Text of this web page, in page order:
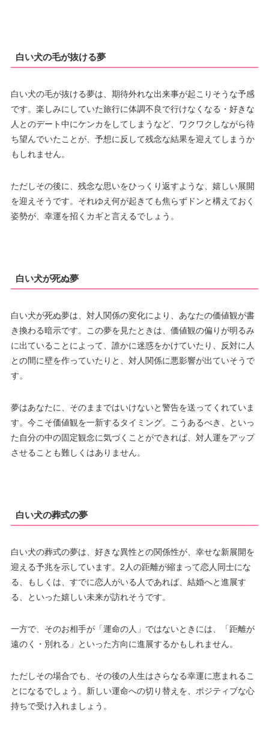
白い犬の毛が抜ける夢
白い犬の毛が抜ける夢は、期待外れな出来事が起こりそうな予感
です。楽しみにしていた旅行に体調不良で行けなくなる・好きな
人とのデート中にケンカをしてしまうなど、ワクワクしながら待
ち望んでいたことが、予想に反して残念な結果を迎えてしまうか
もしれません。
ただしその後に、残念な思いをひっくり返すような、嬉しい展開
を迎えそうです。それゆえ何が起きても焦らずドンと構えておく
姿勢が、幸運を招くカギと言えるでしょう。
白い犬が死ぬ夢
白い犬が死ぬ夢は、対人関係の変化により、あなたの価値観が書
き換わる暗示です。この夢を見たときは、価値観の偏りが明るみ
に出ていることによって、誰かに迷惑をかけていたり、反対に人
との間に壁を作っていたりと、対人関係に悪影響が出ていそうで
す。
夢はあなたに、そのままではいけないと警告を送ってくれていま
す。今こそ価値観を一新するタイミング。こうあるべき、といっ
た自分の中の固定観念に気づくことができれば、対人運をアップ
させることも難しくはありません。
白い犬の葬式の夢
白い犬の葬式の夢は、好きな異性との関係性が、幸せな新展開を
迎える予兆を示しています。2人の距離が縮まって恋人同士にな
る、もしくは、すでに恋人がいる人であれば、結婚へと進展す
る、といった嬉しい未来が訪れそうです。
一方で、そのお相手が「運命の人」ではないときには、「距離が
遠のく・別れる」といった方向に進展するかもしれません。
ただしその場合でも、その後の人生はさらなる幸運に恵まれるこ
とになるでしょう。新しい運命への切り替えを、ポジティブな心
持ちで受け入れましょう。